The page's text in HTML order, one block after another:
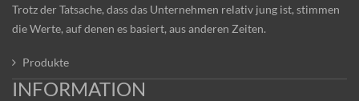
Trotz der Tatsache, dass das Unternehmen relativ jung ist, stimmen
die Werte, auf denen es basiert, aus anderen Zeiten.
Produkte
INFORMATION